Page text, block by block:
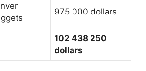
975 000 dollars
102 438 250
dollars